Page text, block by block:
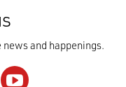
and happenings.